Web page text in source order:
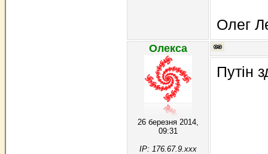
Олег
Олекса
26 березня 2014,
09:31
IP: 176.67.9.xxx
Путін